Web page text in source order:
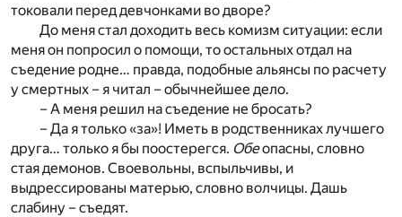
токовали перед девчонками во дворе?
До меня стал доходить весь комизм ситуации: если
меня он попросил о помощи, то остальных отдал на
съедение родне… правда, подобные альянсы по расчету
у смертных – я читал – обычнейшее дело.
– А меня решил на съедение не бросать?
– Да я только «за»! Иметь в родственниках лучшего
друга… только я бы поостерегся. Обеопасны, словно
стая демонов. Своевольны, вспыльчивы, и
выдрессированы матерью, словно волчицы. Дашь
слабину – съедят.